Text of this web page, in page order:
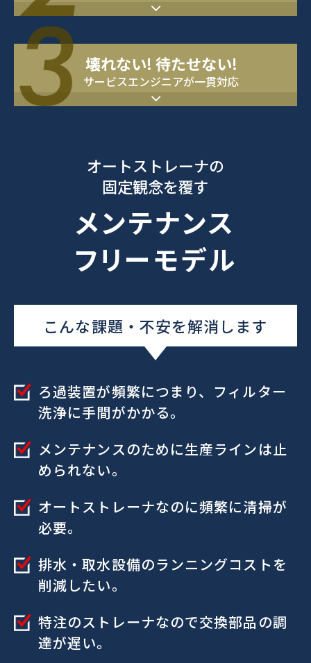
壊れない! 待たせない!
サービスエンジニアが一貫対応
オートストレーナの
固定観念を覆す
メンテナンス
フリーモデル
こんな課題・不安を解消します
ろ過装置が頻繁につまり、フィルター
洗浄に手間がかかる。
メンテナンスのために生産ラインは止
められない。
オートストレーナなのに頻繁に清掃が
必要。
排水・取水設備のランニングコストを
削減したい。
特注のストレーナなので交換部品の調
達が遅い。